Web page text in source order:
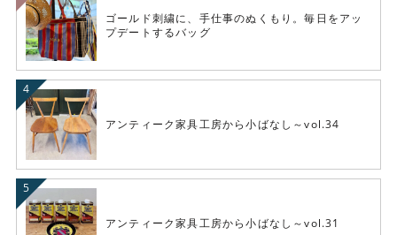
ゴールド刺繍に、手仕事のぬくもり。毎日をアッ
プデートするバッグ
アンティーク家具工房から小ばなし～vol.34
アンティーク家具工房から小ばなし～vol.31